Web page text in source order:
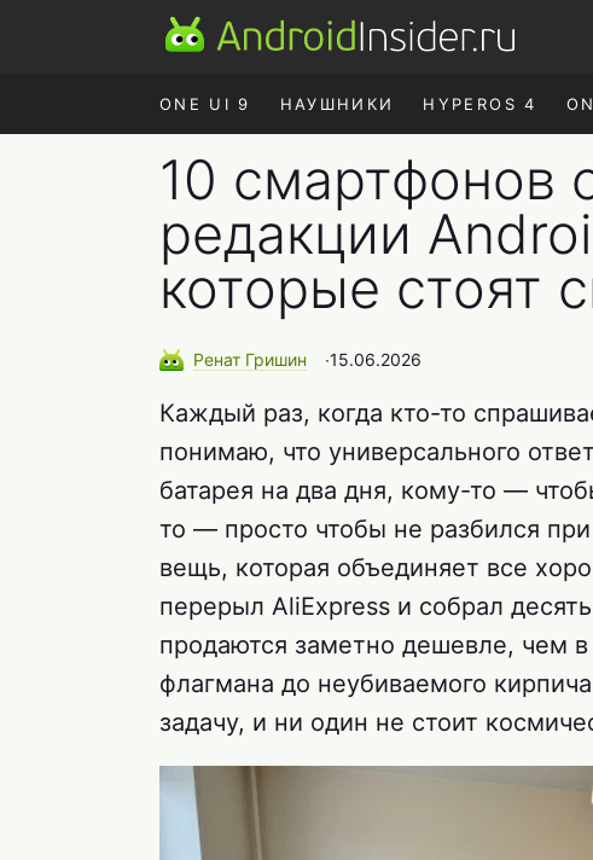
ONE UI 9 НАУШНИКИ HYPEROS 4
10 смартфонов
редакции
которые стоят
Ренат Гришин ∙15.06.2026
Каждый раз, когда кто-то
понимаю, что универсального
батарея на два дня, кому-то —
то — просто чтобы не разбился
вещь, которая объединяет все
перерыл AliExpress и собрал
продаются заметно дешевле, чем
флагмана до неубиваемого
задачу, и ни один не стоит